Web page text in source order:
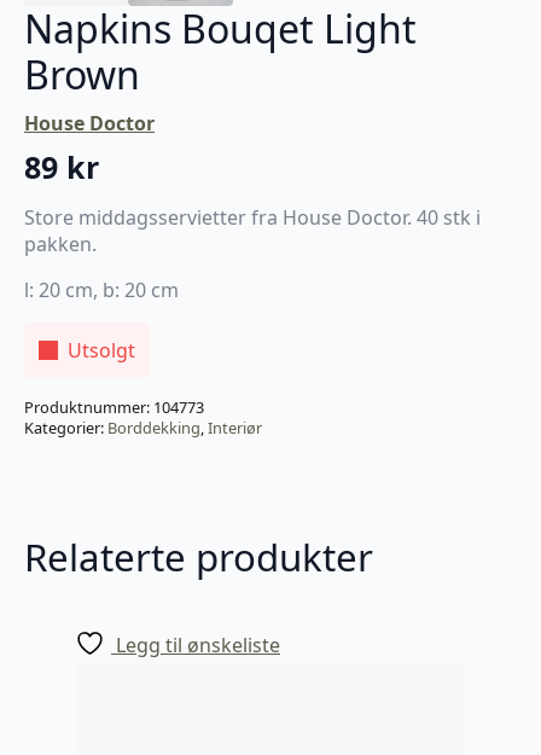
Napkins Bouqet Light
Brown
House Doctor
89 kr
Store middagsservietter fra House Doctor. 40 stk i
pakken.
l: 20 cm, b: 20 cm
Utsolgt
Produktnummer: 104773
Kategorier: Borddekking,Interiør
Relaterte produkter
Legg til ønskeliste